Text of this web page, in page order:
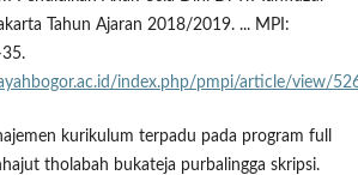
Tahun Ajaran 2018/2019. ... MPI:
index.php/pmpi/article/view/
kurikulum terpadu pada program full
tholabah bukateja purbalingga skripsi.